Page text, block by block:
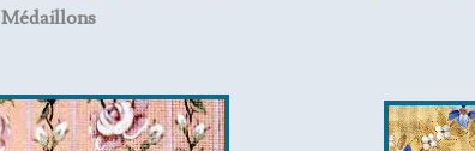
Médaillons